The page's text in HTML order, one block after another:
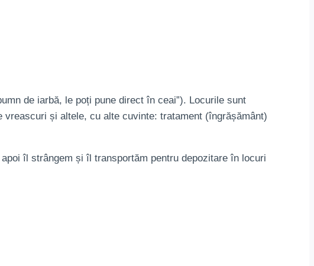
de iarbă, le poți pune direct în ceai”). Locurile sunt
și altele, cu alte cuvinte: tratament (îngrășământ)
îl strângem și îl transportăm pentru depozitare în locuri